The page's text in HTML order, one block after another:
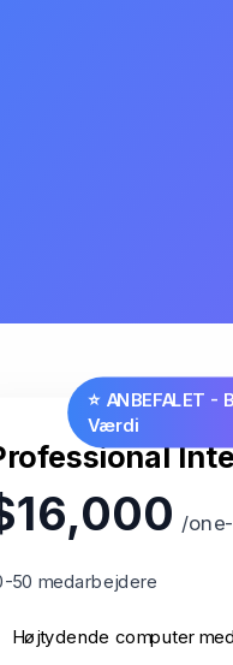
⭐ ANBEFALET -
Værdi
/
50 medarbejdere
Højtydende computer